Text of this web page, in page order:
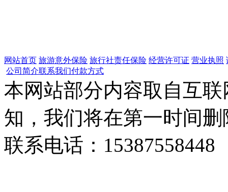
网站首页 旅游意外保险 旅行社责任保险 经营许可证 营业执照
公司简介联系我们付款方式
本网站部分内容取自互
知，我们将在第一时间
联系电话：15387558448